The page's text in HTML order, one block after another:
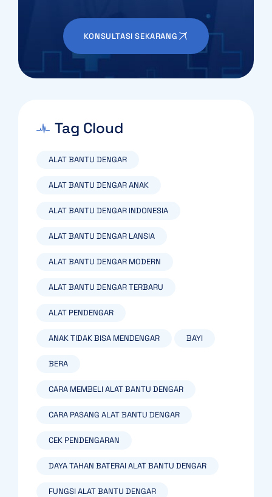
KONSULTASI SEKARANG
Tag Cloud
ALAT BANTU DENGAR
ALAT BANTU DENGAR ANAK
ALAT BANTU DENGAR INDONESIA
ALAT BANTU DENGAR LANSIA
ALAT BANTU DENGAR MODERN
ALAT BANTU DENGAR TERBARU
ALAT PENDENGAR
ANAK TIDAK BISA MENDENGAR BAYI
BERA
CARA MEMBELI ALAT BANTU DENGAR
CARA PASANG ALAT BANTU DENGAR
CEK PENDENGARAN
DAYA TAHAN BATERAI ALAT BANTU DENGAR
FUNGSI ALAT BANTU DENGAR